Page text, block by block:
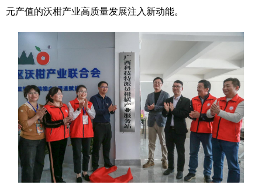
学习进行时 高层 时政
国际 财经 网评 港澳
台湾
科技 科普 体育 文化
健康 军事 访谈 视频
图片 中央文件 金融 汽车
食品 人居 信息化 乡村振兴
溯源中国 城市 旅游 能源
元产值的沃柑产业高质量发展注入新动能。